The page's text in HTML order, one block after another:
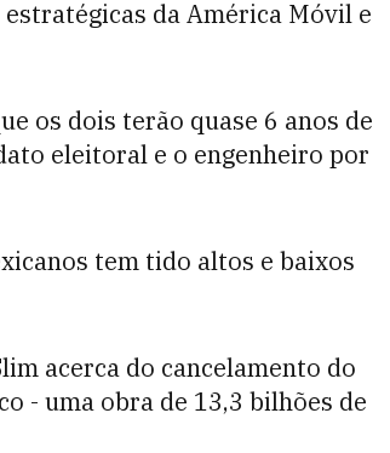
da América Móvil e
os dois terão quase 6 anos de
eleitoral e o engenheiro por
tem tido altos e baixos
acerca do cancelamento do
- uma obra de 13,3 bilhões de